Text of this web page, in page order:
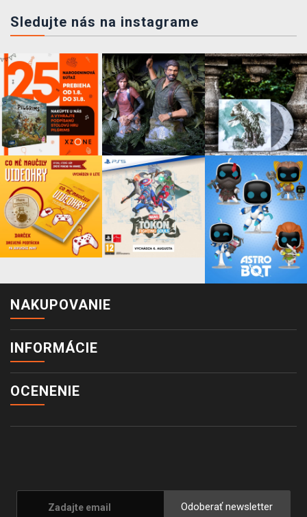
Sledujte nás na instagrame
NAKUPOVANIE
INFORMÁCIE
OCENENIE
Odoberať newsletter